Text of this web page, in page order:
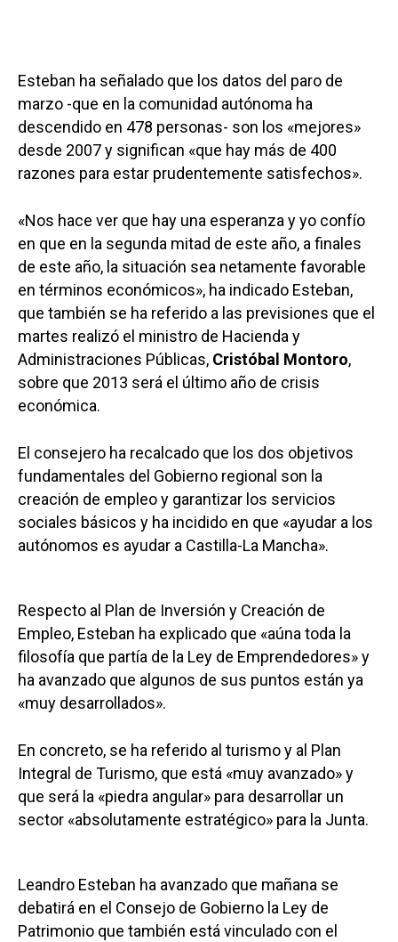
Esteban ha señalado que los datos del paro de
marzo -que en la comunidad autónoma ha
descendido en 478 personas- son los «mejores»
desde 2007 y significan «que hay más de 400
razones para estar prudentemente satisfechos».
«Nos hace ver que hay una esperanza y yo confío
en que en la segunda mitad de este año, a finales
de este año, la situación sea netamente favorable
en términos económicos», ha indicado Esteban,
que también se ha referido a las previsiones que el
martes realizó el ministro de Hacienda y
Administraciones Públicas, Cristóbal Montoro,
sobre que 2013 será el último año de crisis
económica.
El consejero ha recalcado que los dos objetivos
fundamentales del Gobierno regional son la
creación de empleo y garantizar los servicios
sociales básicos y ha incidido en que «ayudar a los
autónomos es ayudar a Castilla-La Mancha».
Respecto al Plan de Inversión y Creación de
Empleo, Esteban ha explicado que «aúna toda la
filosofía que partía de la Ley de Emprendedores» y
ha avanzado que algunos de sus puntos están ya
«muy desarrollados».
En concreto, se ha referido al turismo y al Plan
Integral de Turismo, que está «muy avanzado» y
que será la «piedra angular» para desarrollar un
sector «absolutamente estratégico» para la Junta.
Leandro Esteban ha avanzado que mañana se
debatirá en el Consejo de Gobierno la Ley de
Patrimonio que también está vinculado con el